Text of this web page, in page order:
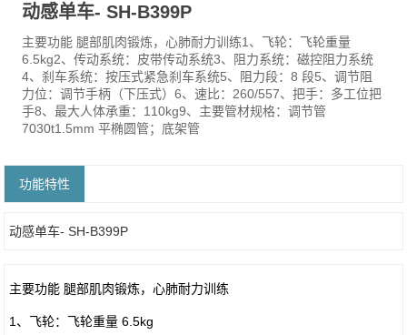
动感单车- SH-B399P
主要功能 腿部肌肉锻炼，心肺耐力训练1、飞轮：飞轮重量
6.5kg2、传动系统：皮带传动系统3、阻力系统：磁控阻力系统
4、刹车系统：按压式紧急刹车系统5、阻力段：8 段5、调节阻
力位：调节手柄（下压式）6、速比：260/557、把手：多工位把
手8、最大人体承重：110kg9、主要管材规格：调节管
7030t1.5mm 平椭圆管；底架管
功能特性
动感单车- SH-B399P
主要功能 腿部肌肉锻炼，心肺耐力训练
1、飞轮：飞轮重量 6.5kg